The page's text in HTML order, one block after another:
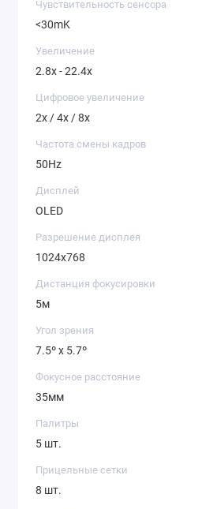
Детектор последнего
12 микрон, разрешением
дает возможность
среднего размера на
Теплопроницаемый 35-
Чувствительность сенсора
<30mK
Увеличение
2.8x - 22.4x
Цифровое увеличение
2x / 4x / 8x
Частота смены кадров
50Hz
Дисплей
OLED
Разрешение дисплея
1024x768
Дистанция фокусировки
5м
Угол зрения
7.5º x 5.7º
Фокусное расстояние
35мм
Палитры
5 шт.
Прицельные сетки
8 шт.